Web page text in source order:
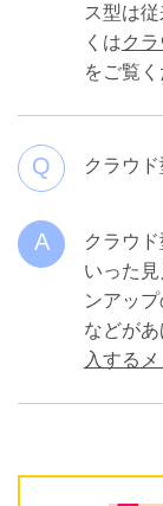
ス型は
くはク
をご覧く
Q クラウ
A
クラウ
いった
ンアッ
などが
入するメ